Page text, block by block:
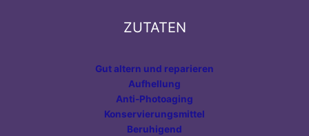
ZUTATEN
Gut altern und reparieren
Aufhellung
Anti-Photoaging
Konservierungsmittel
Beruhigend